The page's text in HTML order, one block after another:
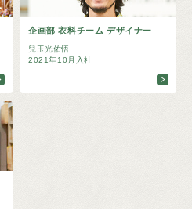
企画部 衣料チーム デザイナー
兒玉光佑悟
2021年10月入社